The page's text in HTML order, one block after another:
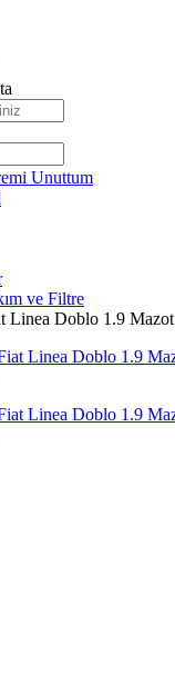
Unuttum
ve Filtre
Linea Doblo 1.9